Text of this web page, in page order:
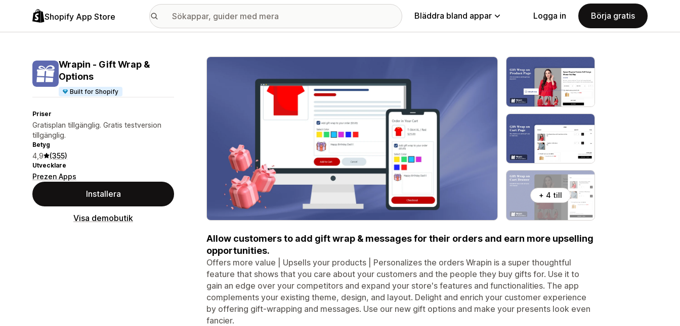
Shopify App Store Bläddra bland appar Logga in Börja gratis
Wrapin ‑ Gift Wrap &
Options
Built for Shopify
Priser
Gratisplan tillgänglig. Gratis testversion
tillgänglig.
Betyg
4,9 (355)
Utvecklare
Prezen Apps
Installera
Visa demobutik
Galleri med utvalda bilder
+ 4 till
Allow customers to add gift wrap & messages for their orders and earn more upselling
opportunities.
Offers more value | Upsells your products | Personalizes the orders Wrapin is a super thoughtful
feature that shows that you care about your customers and the people they buy gifts for. Use it to
gain an edge over your competitors and expand your store's features and functionalities. The app
complements your existing theme, design, and layout. Delight and enrich your customer experience
by offering gift-wrapping and messages. Use our new gift options and make your presents look even
fancier.